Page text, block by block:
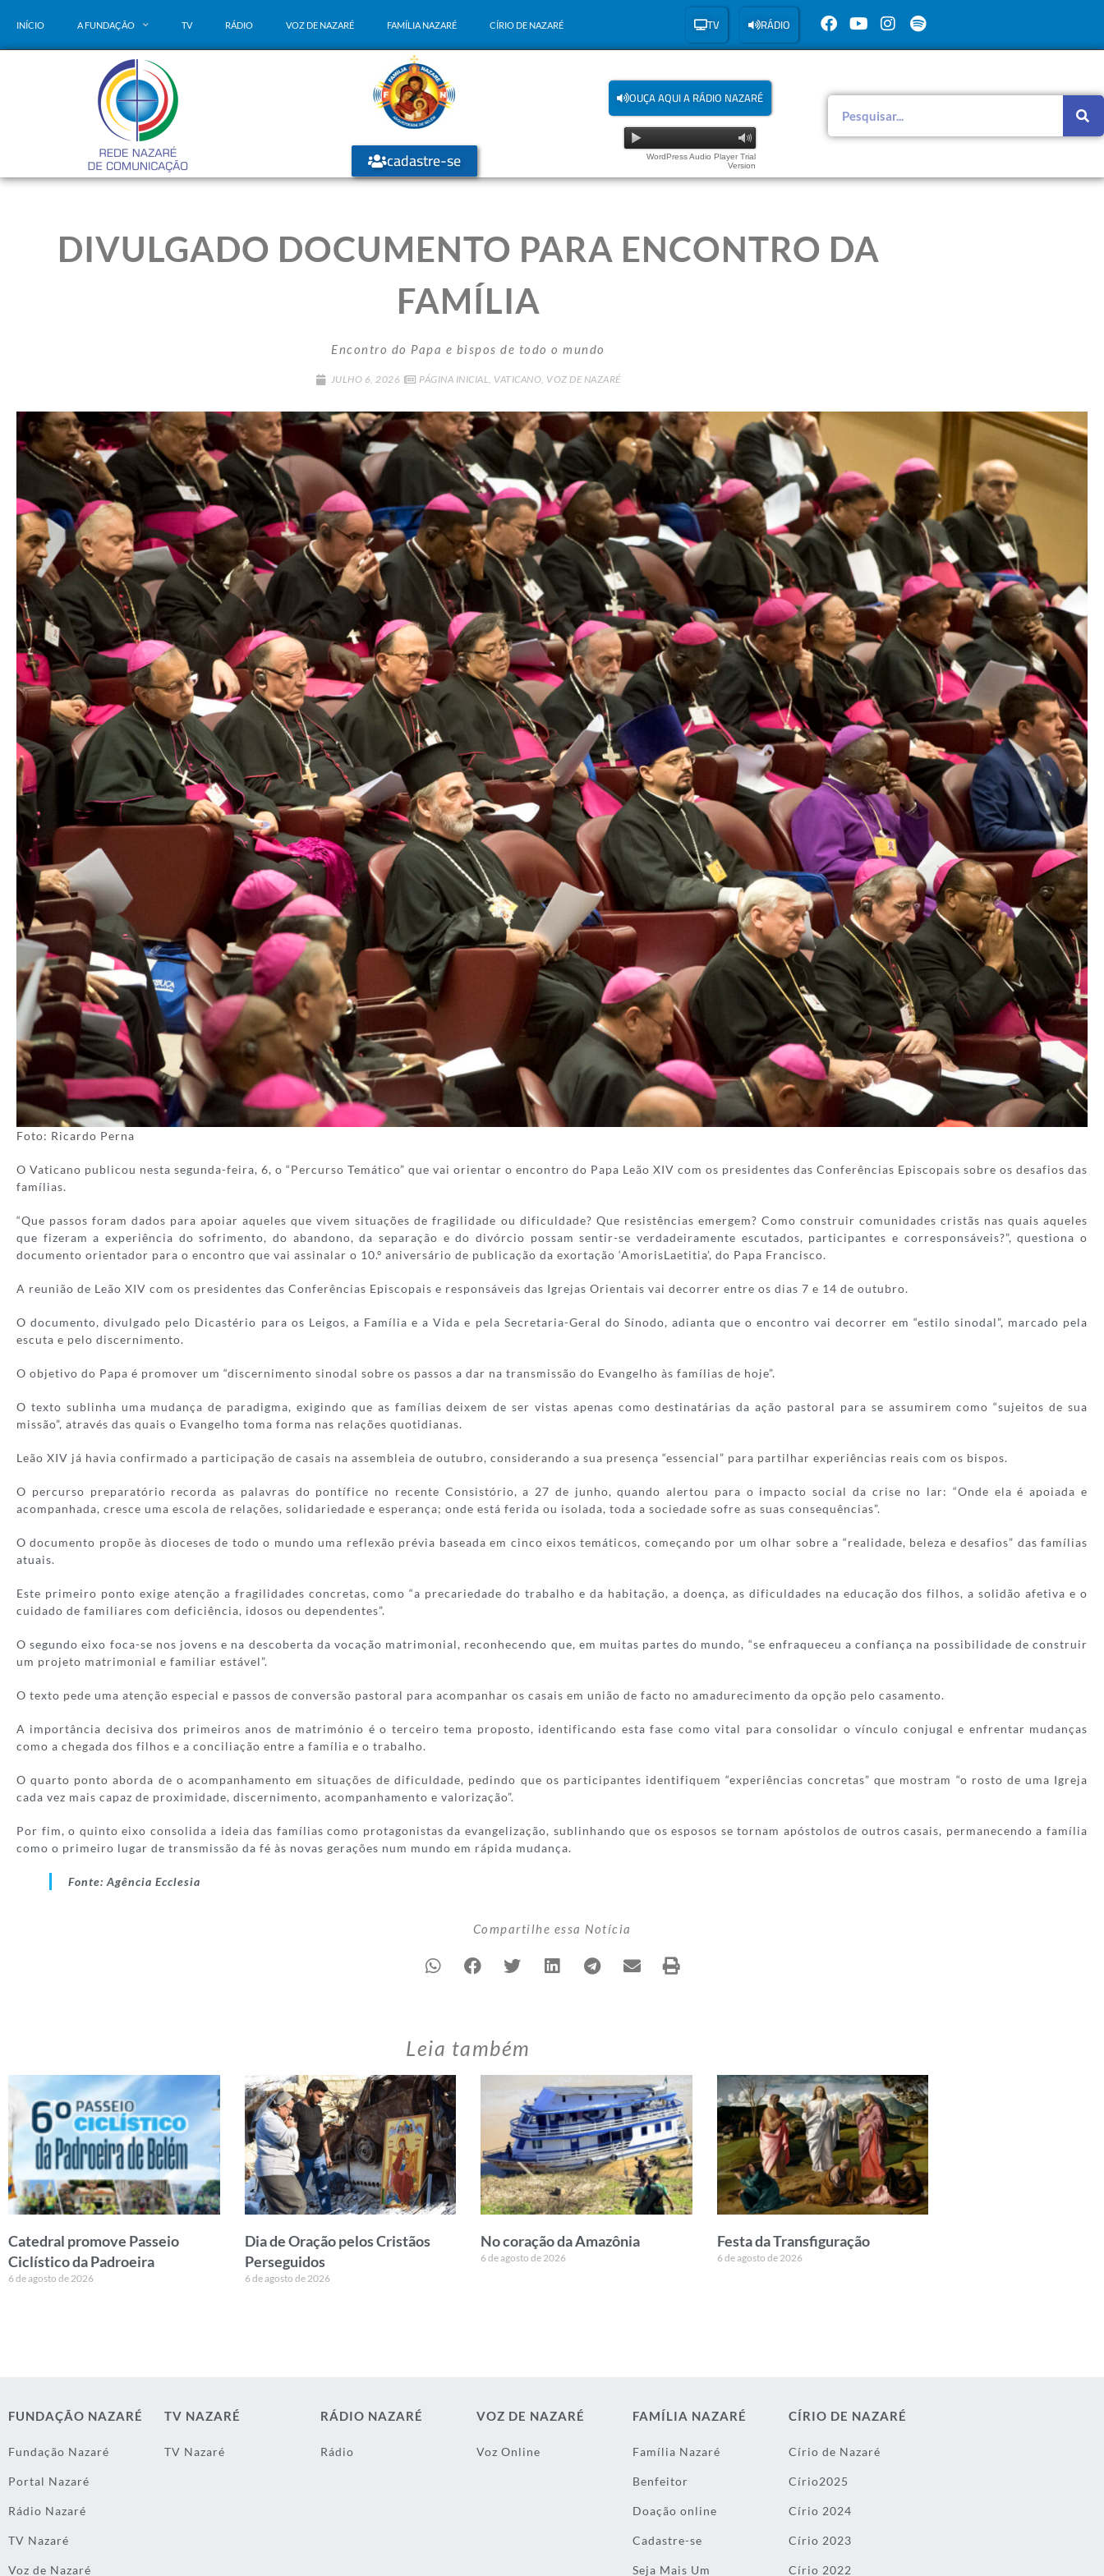
INÍCIO A FUNDAÇÃO TV RÁDIO VOZ DE NAZARÉ FAMÍLIA NAZARÉ CÍRIO DE NAZARÉ TV RÁDIO
cadastre-se
OUÇA AQUI A RÁDIO NAZARÉ
WordPress Audio Player Trial
Version
DIVULGADO DOCUMENTO PARA ENCONTRO DA
FAMÍLIA
Encontro do Papa e bispos de todo o mundo
JULHO 6, 2026 PÁGINA INICIAL, VATICANO, VOZ DE NAZARÉ
Foto: Ricardo Perna
O Vaticano publicou nesta segunda-feira, 6, o “Percurso Temático” que vai orientar o encontro do Papa Leão XIV com os presidentes das Conferências Episcopais sobre os desafios das
famílias.
“Que passos foram dados para apoiar aqueles que vivem situações de fragilidade ou dificuldade? Que resistências emergem? Como construir comunidades cristãs nas quais aqueles
que fizeram a experiência do sofrimento, do abandono, da separação e do divórcio possam sentir-se verdadeiramente escutados, participantes e corresponsáveis?”, questiona o
documento orientador para o encontro que vai assinalar o 10.º aniversário de publicação da exortação ‘AmorisLaetitia’, do Papa Francisco.
A reunião de Leão XIV com os presidentes das Conferências Episcopais e responsáveis das Igrejas Orientais vai decorrer entre os dias 7 e 14 de outubro.
O documento, divulgado pelo Dicastério para os Leigos, a Família e a Vida e pela Secretaria-Geral do Sínodo, adianta que o encontro vai decorrer em “estilo sinodal”, marcado pela
escuta e pelo discernimento.
O objetivo do Papa é promover um “discernimento sinodal sobre os passos a dar na transmissão do Evangelho às famílias de hoje”.
O texto sublinha uma mudança de paradigma, exigindo que as famílias deixem de ser vistas apenas como destinatárias da ação pastoral para se assumirem como “sujeitos de sua
missão”, através das quais o Evangelho toma forma nas relações quotidianas.
Leão XIV já havia confirmado a participação de casais na assembleia de outubro, considerando a sua presença “essencial” para partilhar experiências reais com os bispos.
O percurso preparatório recorda as palavras do pontífice no recente Consistório, a 27 de junho, quando alertou para o impacto social da crise no lar: “Onde ela é apoiada e
acompanhada, cresce uma escola de relações, solidariedade e esperança; onde está ferida ou isolada, toda a sociedade sofre as suas consequências”.
O documento propõe às dioceses de todo o mundo uma reflexão prévia baseada em cinco eixos temáticos, começando por um olhar sobre a “realidade, beleza e desafios” das famílias
atuais.
Este primeiro ponto exige atenção a fragilidades concretas, como “a precariedade do trabalho e da habitação, a doença, as dificuldades na educação dos filhos, a solidão afetiva e o
cuidado de familiares com deficiência, idosos ou dependentes”.
O segundo eixo foca-se nos jovens e na descoberta da vocação matrimonial, reconhecendo que, em muitas partes do mundo, “se enfraqueceu a confiança na possibilidade de construir
um projeto matrimonial e familiar estável”.
O texto pede uma atenção especial e passos de conversão pastoral para acompanhar os casais em união de facto no amadurecimento da opção pelo casamento.
A importância decisiva dos primeiros anos de matrimónio é o terceiro tema proposto, identificando esta fase como vital para consolidar o vínculo conjugal e enfrentar mudanças
como a chegada dos filhos e a conciliação entre a família e o trabalho.
O quarto ponto aborda de o acompanhamento em situações de dificuldade, pedindo que os participantes identifiquem “experiências concretas” que mostram “o rosto de uma Igreja
cada vez mais capaz de proximidade, discernimento, acompanhamento e valorização”.
Por fim, o quinto eixo consolida a ideia das famílias como protagonistas da evangelização, sublinhando que os esposos se tornam apóstolos de outros casais, permanecendo a família
como o primeiro lugar de transmissão da fé às novas gerações num mundo em rápida mudança.
Fonte: Agência Ecclesia
Compartilhe essa Notícia
Leia também
Catedral promove Passeio
Ciclístico da Padroeira
6 de agosto de 2026
Dia de Oração pelos Cristãos
Perseguidos
6 de agosto de 2026
No coração da Amazônia
6 de agosto de 2026
Festa da Transfiguração
6 de agosto de 2026
FUNDAÇÃO NAZARÉ
Fundação Nazaré
Portal Nazaré
Rádio Nazaré
TV Nazaré
Voz de Nazaré
TV NAZARÉ
TV Nazaré
RÁDIO NAZARÉ
Rádio
VOZ DE NAZARÉ
Voz Online
FAMÍLIA NAZARÉ
Família Nazaré
Benfeitor
Doação online
Cadastre-se
Seja Mais Um
CÍRIO DE NAZARÉ
Círio de Nazaré
Círio2025
Círio 2024
Círio 2023
Círio 2022